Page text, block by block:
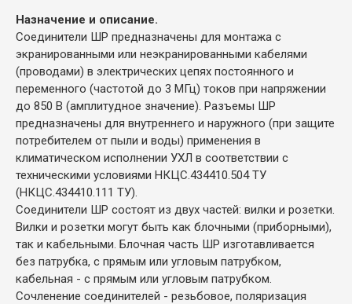
Назначение и описание.
Соединители ШР предназначены для монтажа с
экранированными или неэкранированными кабелями
(проводами) в электрических цепях постоянного и
переменного (частотой до 3 МГц) токов при напряжении
до 850 В (амплитудное значение). Разъемы ШР
предназначены для внутреннего и наружного (при защите
потребителем от пыли и воды) применения в
климатическом исполнении УХЛ в соответствии с
техническими условиями НКЦС.434410.504 ТУ
(НКЦС.434410.111 ТУ).
Соединители ШР состоят из двух частей: вилки и розетки.
Вилки и розетки могут быть как блочными (приборными),
так и кабельными. Блочная часть ШР изготавливается
без патрубка, с прямым или угловым патрубком,
кабельная - с прямым или угловым патрубком.
Сочленение соединителей - резьбовое, поляризация